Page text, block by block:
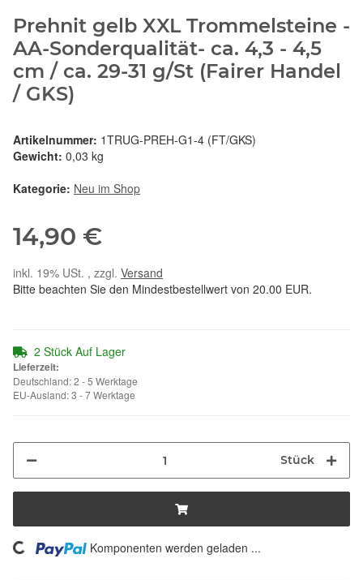
Prehnit gelb XXL Trommelsteine -
AA-Sonderqualität- ca. 4,3 - 4,5
cm / ca. 29-31 g/St (Fairer Handel
/ GKS)
Artikelnummer: 1TRUG-PREH-G1-4 (FT/GKS)
Gewicht: 0,03 kg
Kategorie: Neu im Shop
14,90 €
inkl. 19% USt. , zzgl. Versand
Bitte beachten Sie den Mindestbestellwert von 20.00 EUR.
2 Stück Auf Lager
Lieferzeit:
Deutschland: 2 - 5 Werktage
EU-Ausland: 3 - 7 Werktage
Stück
Loading... Komponenten werden geladen ...